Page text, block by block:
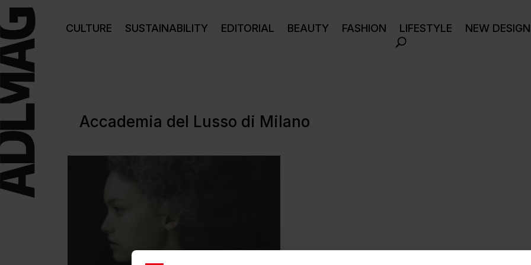
CULTURE SUSTAINABILITY EDITORIAL BEAUTY FASHION LIFESTYLE NEW
Accademia del Lusso di Milano